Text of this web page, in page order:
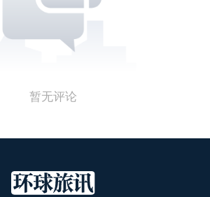
暂无评论